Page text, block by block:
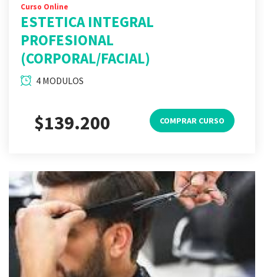
Curso Online
ESTETICA INTEGRAL
PROFESIONAL
(CORPORAL/FACIAL)
4 MODULOS
$139.200 COMPRAR CURSO